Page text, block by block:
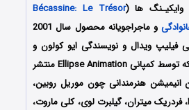
وایکیـنگ ها (Bécassine: Le Trésor
و ماجراجویانه محصول سال 2001
فیلیپ ویدال و نویسندگی ایو کولون و
بئاتریس مارتورت است که توسط کمپانی Ellipse Animation منتشر
هنرمندانی چون موریل روبین،
فردریک میتران، گیلبرت لوی، کلی ماروت،